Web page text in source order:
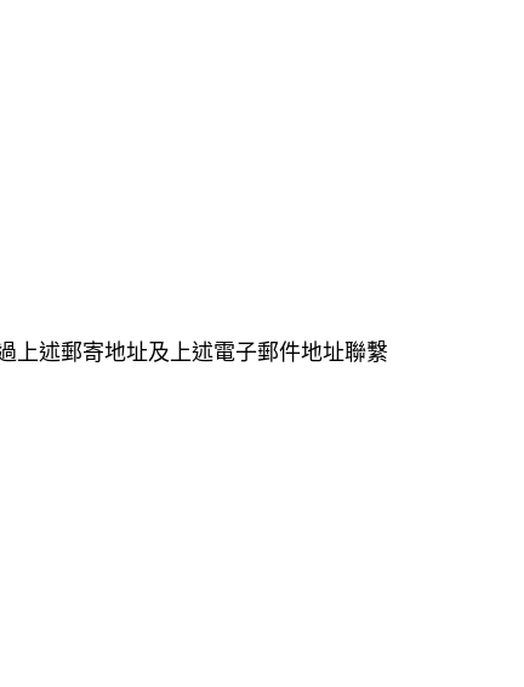
上述郵寄地址及上述電子郵件地址聯繫